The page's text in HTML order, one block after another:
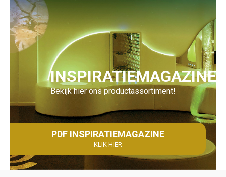
INSPIRATIEMAGAZINE
Bekijk hier ons productassortiment!
PDF INSPIRATIEMAGAZINE
KLIK HIER